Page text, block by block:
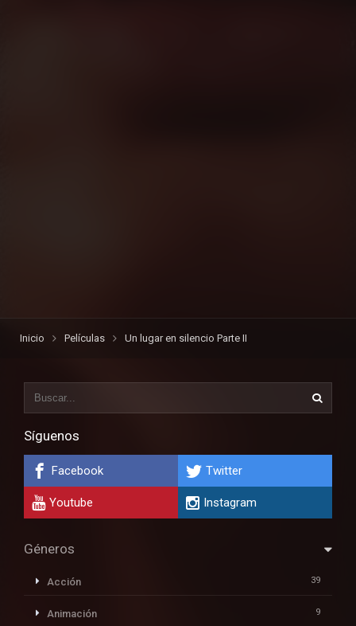
Inicio Películas Un lugar en silencio Parte II
Síguenos
Facebook Twitter
Youtube Instagram
Géneros
Acción 39
Animación 9